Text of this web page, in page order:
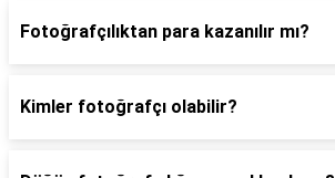
Fotoğrafçılıktan para kazanılır mı?
Kimler fotoğrafçı olabilir?